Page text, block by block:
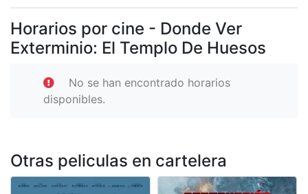
Horarios por cine - Donde Ver
Exterminio: El Templo De Huesos
No se han encontrado horarios
disponibles.
Otras peliculas en cartelera